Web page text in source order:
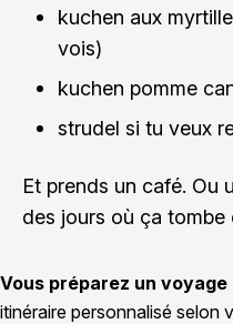
kuchen aux
vois)
kuchen pomme
strudel si tu veux
Et prends un café. Ou
des jours où ça tombe
Vous préparez un voyage
itinéraire personnalisé selon